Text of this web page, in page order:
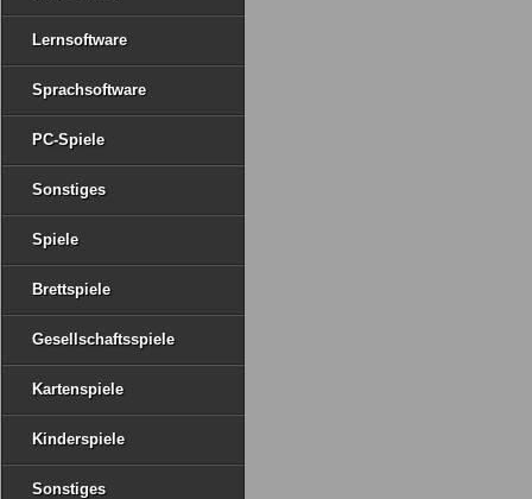
Lernsoftware
Sprachsoftware
PC-Spiele
Sonstiges
Spiele
Brettspiele
Gesellschaftsspiele
Kartenspiele
Kinderspiele
Sonstiges